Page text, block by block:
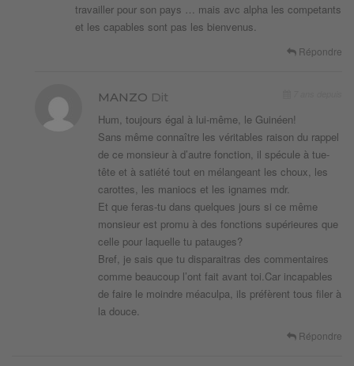
travailler pour son pays … mais avc alpha les competants
et les capables sont pas les bienvenus.
Répondre
MANZO Dit
Hum, toujours égal à lui-même, le Guinéen!
Sans même connaître les véritables raison du rappel
de ce monsieur à d’autre fonction, il spécule à tue-
tête et à satiété tout en mélangeant les choux, les
carottes, les maniocs et les ignames mdr.
Et que feras-tu dans quelques jours si ce même
monsieur est promu à des fonctions supérieures que
celle pour laquelle tu patauges?
Bref, je sais que tu disparaitras des commentaires
comme beaucoup l’ont fait avant toi.Car incapables
de faire le moindre méaculpa, ils préfèrent tous filer à
la douce.
Répondre